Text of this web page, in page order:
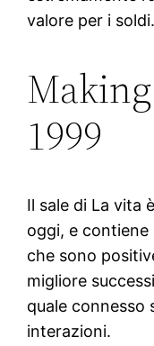
valore per i
1999
Il sale di La vita
oggi, e
che sono
migliore
quale connesso
interazioni.